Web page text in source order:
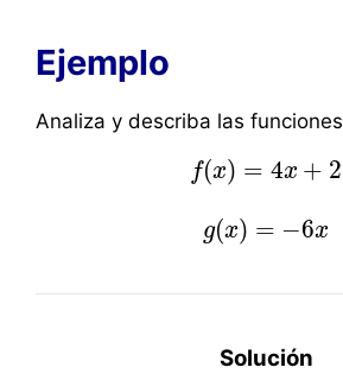
Ejemplo
Analiza y describa las funciones
f(x) = 4x + 2
f(x )= 4x+ 2
g(x) = −6x
g(x )=−6x
Solución